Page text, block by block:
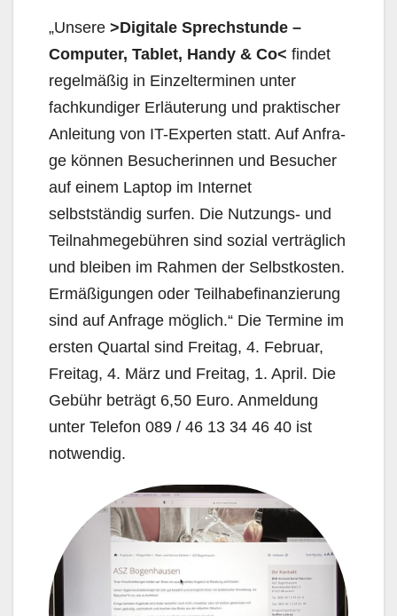
„Unsere >Digitale Sprechstunde –
Computer, Tablet, Handy & Co< findet
regelmäßig in Einzel­terminen unter
fachkundiger Erläuterung und praktischer
Anleitung von IT-Experten statt. Auf Anfra­
ge können Besucherinnen und Besucher
auf einem Laptop im Internet
selbstständig surfen. Die Nutzungs- und
Teilnahmegebühren sind sozial verträglich
und bleiben im Rahmen der Selbstkos­ten.
Ermäßigungen oder Teilhabefinanzierung
sind auf Anfrage möglich.“ Die Termine im
ersten Quartal sind Freitag, 4. Februar,
Freitag, 4. März und Freitag, 1. April. Die
Gebühr beträgt 6,50 Eu­ro. Anmeldung
unter Telefon 089 / 46 13 34 46 40 ist
notwendig.